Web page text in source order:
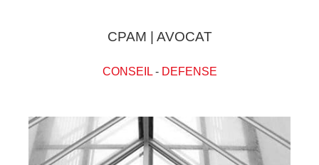
CPAM | AVOCAT
CONSEIL- DEFENSE